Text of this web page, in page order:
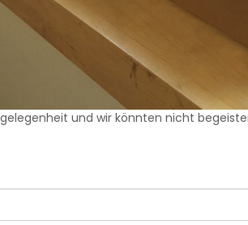
und wir könnten nicht